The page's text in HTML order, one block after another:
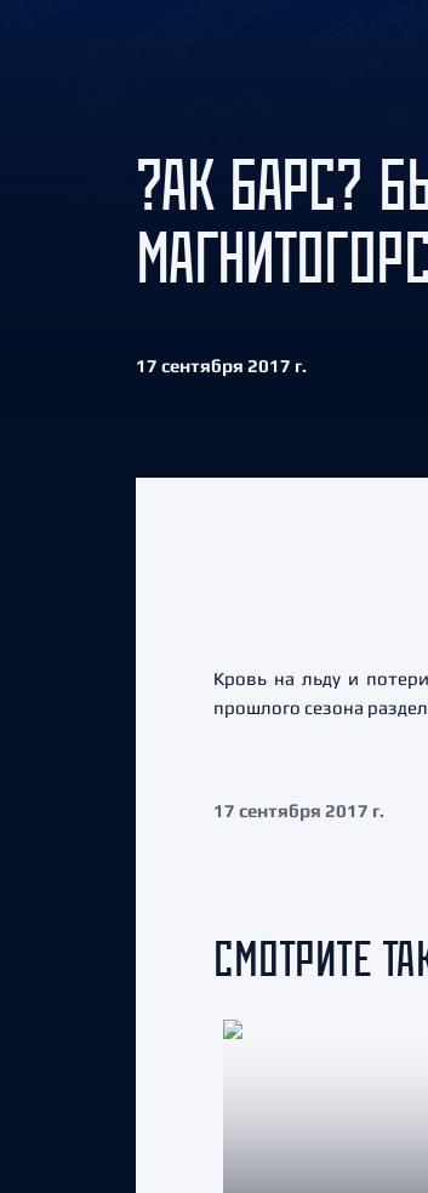
?АК БАРС?
17 сентября 2017 г.
Кровь на льду и
прошлого сезона
17 сентября 2017 г.
СМОТРИТЕ